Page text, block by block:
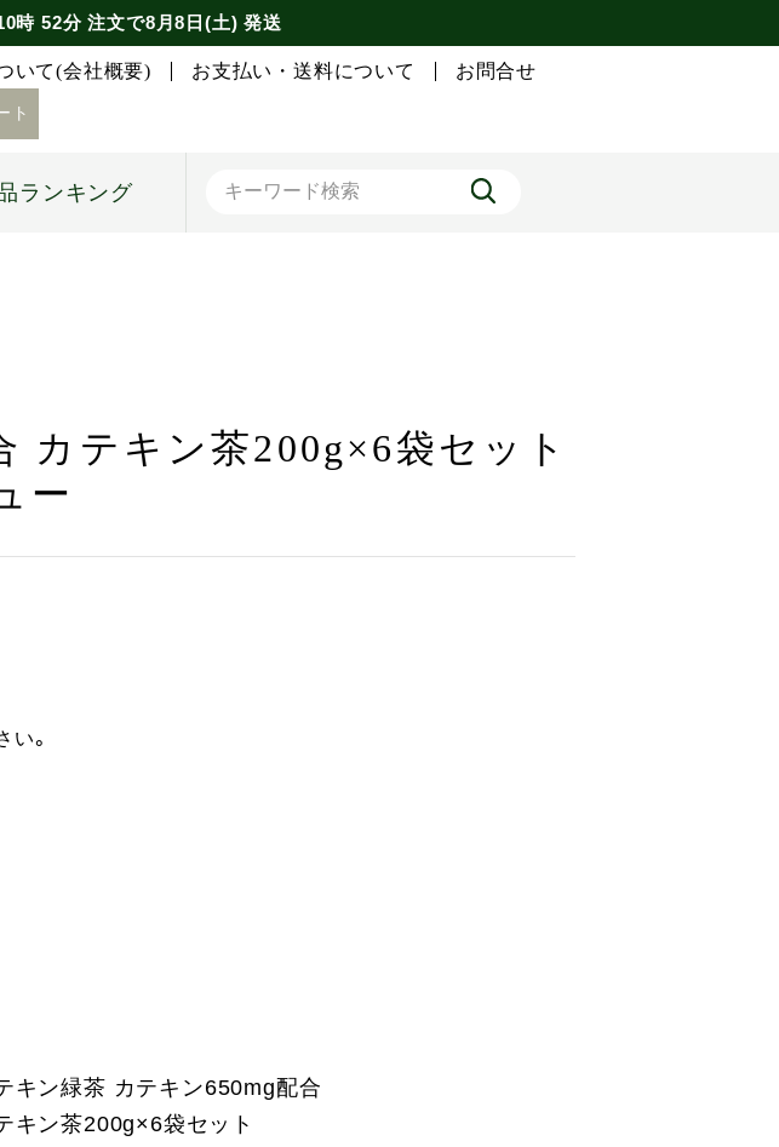
時 52分注文で8月8日(土) 発送
いて(会社概要) お支払い・送料について お問合せ
ト
ランキング
カテキン茶200g×6袋セット
ー
。
キン緑茶 カテキン650mg配合
キン茶200g×6袋セット